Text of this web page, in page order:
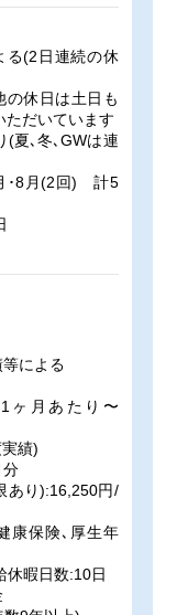
る(2日連続の休
休日は土日も
ただいています
(夏､冬､GWは連
･8月(2回) 計5
による
月あたり〜
績)
あり):16,250円/
康保険､厚生年
休暇日数:10日